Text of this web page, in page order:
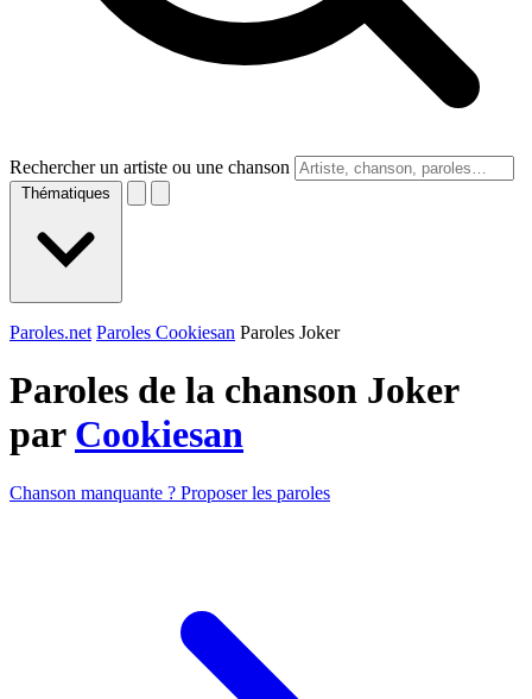
Rechercher un artiste ou une chanson
Thématiques
Paroles.net Paroles Cookiesan Paroles Joker
Paroles de la chanson Joker
par Cookiesan
Chanson manquante ? Proposer les paroles